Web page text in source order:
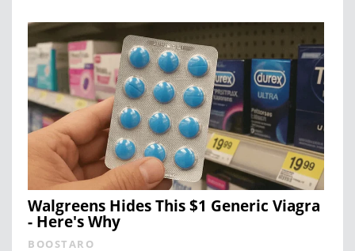
Walgreens Hides This $1 Generic Viagra
- Here's Why
BOOSTARO